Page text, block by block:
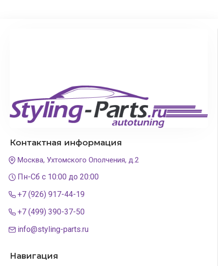
Контактная информация
Москва, Ухтомского Ополчения, д.2
Пн-Сб с 10:00 до 20:00
+7 (926) 917-44-19
+7 (499) 390-37-50
info@styling-parts.ru
Навигация